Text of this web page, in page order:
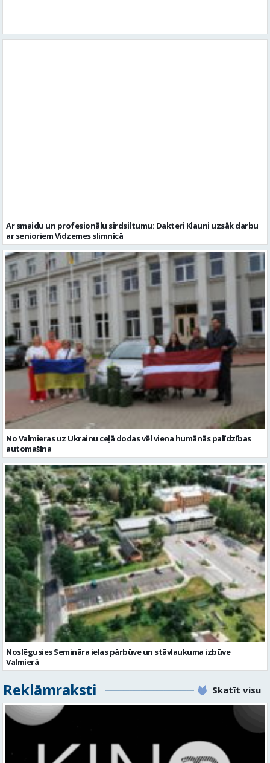
Ar smaidu un profesionālu sirdsiltumu: Dakteri Klauni uzsāk darbu
ar senioriem Vidzemes slimnīcā
No Valmieras uz Ukrainu ceļā dodas vēl viena humānās palīdzības
automašīna
Valmierā